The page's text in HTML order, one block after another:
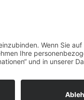
Wilhelmstraße 31,